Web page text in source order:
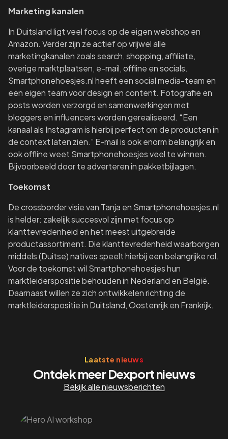
Marketing kanalen
In Duitsland ligt veel focus op de eigen webshop en
Amazon. Verder zijn ze actief op vrijwel alle
marketingkanalen zoals search, shopping, affiliate,
overige marktplaatsen, e-mail, offline en socials.
Smartphonehoesjes.nl heeft een social media-team en
een eigen team voor design en content. Fotografie en
posts worden verzorgd en samenwerkingen met
bloggers en influencers worden gerealiseerd. “Een
kanaal als Instagram is hierbij perfect om de producten in
de context laten zien.” E-mail is ook enorm belangrijk en
ook offline weet Smartphonehoesjes veel te winnen.
Bijvoorbeeld door te adverteren in pakketbijlagen.
Toekomst
De crossborder visie van Tanja en Smartphonehoesjes.nl
is helder: zakelijk succesvol zijn met focus op
klanttevredenheid en het meest uitgebreide
productassortiment. Die klanttevredenheid waarborgen
middels (Duitse) natives speelt hierbij een belangrijke rol.
Voor de toekomst wil Smartphonehoesjes hun
marktleiderspositie behouden in Nederland en België.
Daarnaast willen ze zich ontwikkelen richting de
marktleiderspositie in Duitsland, Oostenrijk en Frankrijk.
Laatste nieuws
Ontdek meer Dexport nieuws
Bekijk alle nieuwsberichten